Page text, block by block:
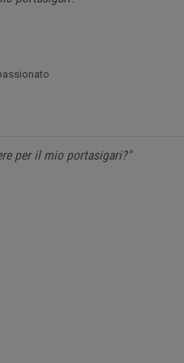
per il mio portasigari?"